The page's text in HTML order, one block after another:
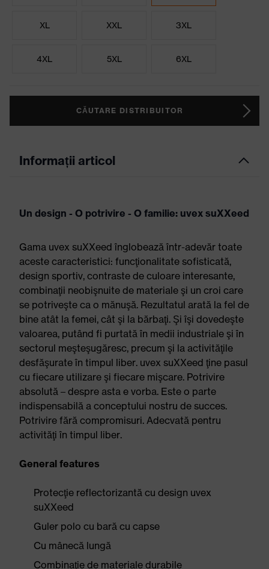
XL XXL 3XL
4XL 5XL 6XL
CĂUTARE DISTRIBUITOR
Informații articol
Un design - O potrivire - O familie: uvex suXXeed
Gama uvex suXXeed înglobează într-adevăr toate
aceste caracteristici: funcţionalitate sofisticată,
design sportiv, contraste de culoare interesante,
combinaţii neobişnuite de materiale şi un croi care
se potriveşte ca o mănuşă. Rezultatul arată la fel de
bine atât la femei, cât şi la bărbaţi. Şi îşi dovedeşte
valoarea, putând fi purtată în medii industriale şi în
sectorul meşteşugăresc, precum şi la activităţile
desfăşurate în timpul liber. uvex suXXeed ţine pasul
cu fiecare utilizare şi fiecare mişcare. Potrivire
absolută – despre asta e vorba. Este o parte
indispensabilă a conceptului nostru de succes.
Potrivire fără compromisuri. Adecvată pentru
activităţi în timpul liber.
General features
Protecţie reflectorizantă cu design uvex
suXXeed
Guler polo cu bară cu capse
Cu mânecă lungă
Combinaţie de materiale durabile